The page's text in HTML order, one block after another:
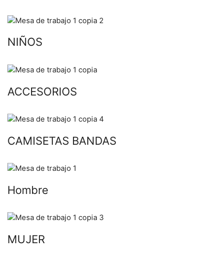
NIÑOS
ACCESORIOS
CAMISETAS BANDAS
Hombre
MUJER